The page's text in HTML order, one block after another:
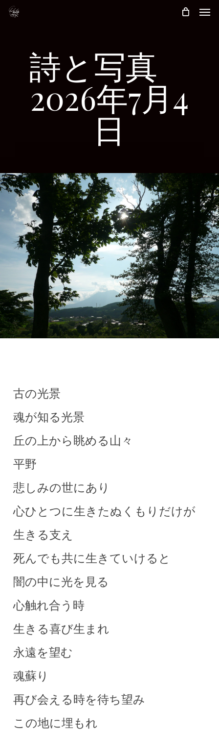
Skip
詩と写真
2026年7月4
日
古の光景
魂が知る光景
丘の上から眺める山々
平野
悲しみの世にあり
心ひとつに生きたぬくもりだけが
生きる支え
死んでも共に生きていけると
闇の中に光を見る
心触れ合う時
生きる喜び生まれ
永遠を望む
魂蘇り
再び会える時を待ち望み
この地に埋もれ